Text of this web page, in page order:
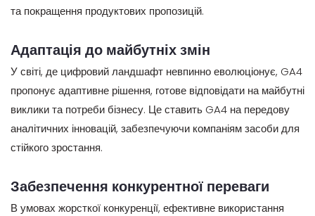
та покращення продуктових пропозицій.
Адаптація до майбутніх змін
У світі, де цифровий ландшафт невпинно еволюціонує, GA4
пропонує адаптивне рішення, готове відповідати на майбутні
виклики та потреби бізнесу. Це ставить GA4 на передову
аналітичних інновацій, забезпечуючи компаніям засоби для
стійкого зростання.
Забезпечення конкурентної переваги
В умовах жорсткої конкуренції, ефективне використання